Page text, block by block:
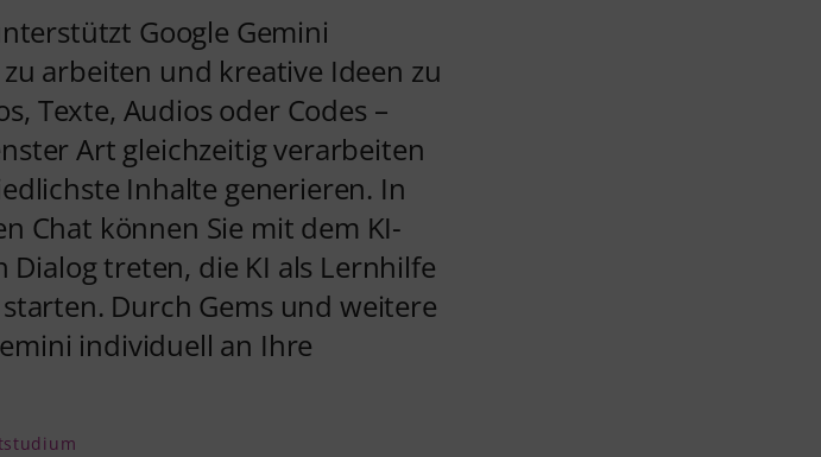
Google Gemini
arbeiten und kreative Ideen zu
Texte, Audios oder Codes –
Art gleichzeitig verarbeiten
Inhalte generieren. In
Chat können Sie mit dem KI-
treten, die KI als Lernhilfe
Durch Gems und weitere
individuell an Ihre